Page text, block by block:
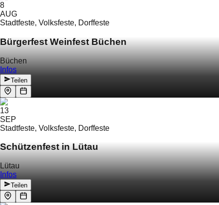
8
AUG
Stadtfeste, Volksfeste, Dorffeste
Bürgerfest Weinfest Büchen
Büchen
Infos
Teilen
13
SEP
Stadtfeste, Volksfeste, Dorffeste
Schützenfest in Lütau
Lütau
Infos
Teilen